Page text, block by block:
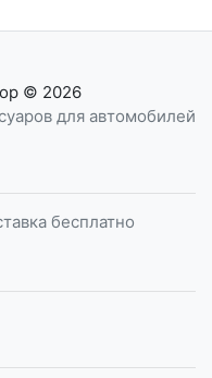
© 2026
для автомобилей
бесплатно